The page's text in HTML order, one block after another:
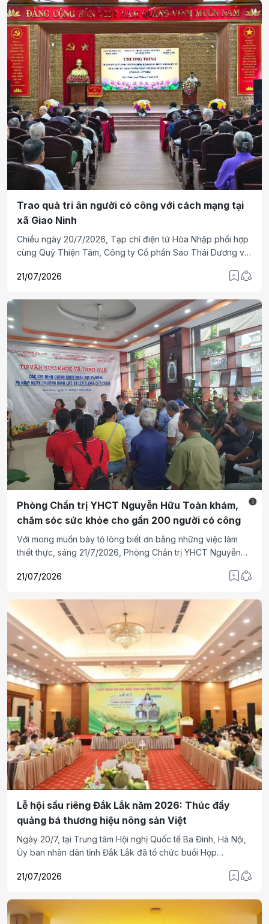
ty Cổ phần Truyền thông WINVU (Việt Nam) chính thức
công bố tổ chức cuộc thi Miss Global Business Elite 2026 –
Hoa hậu Doanh nhân Tinh hoa Toàn cầu 2026 với chủ đề
cuộc thi năm nay là: Kết nối Sắc đẹp - Lãnh đạo - Doanh
nghiệp - Nhân văn.
Trao quà tri ân người có công với cách mạng tại
xã Giao Ninh
Chiều ngày 20/7/2026, Tạp chí điện tử Hòa Nhập phối hợp
cùng Quỹ Thiện Tâm, Công ty Cổ phần Sao Thái Dương và
172 suất quà tri ân các đồng chí thương binh, bệnh binh và
21/07/2026
Phòng Chẩn trị YHCT Nguyễn Hữu Toàn khám,
chăm sóc sức khỏe cho gần 200 người có công
Với mong muốn bày tỏ lòng biết ơn bằng những việc làm
thiết thực, sáng 21/7/2026, Phòng Chẩn trị YHCT Nguyễn
sức khỏe và trao quà cho gần 200 gia đình chính sách,
21/07/2026
Lễ hội sầu riêng Đắk Lắk năm 2026: Thúc đẩy
quảng bá thương hiệu nông sản Việt
Ngày 20/7, tại Trung tâm Hội nghị Quốc tế Ba Đình, Hà Nội,
Ủy ban nhân dân tỉnh Đắk Lắk đã tổ chức buổi Họp
"Sầu riêng Đắk Lắk - Kết nối vươn xa".
21/07/2026
i